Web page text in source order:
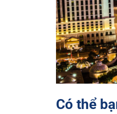
Có thể